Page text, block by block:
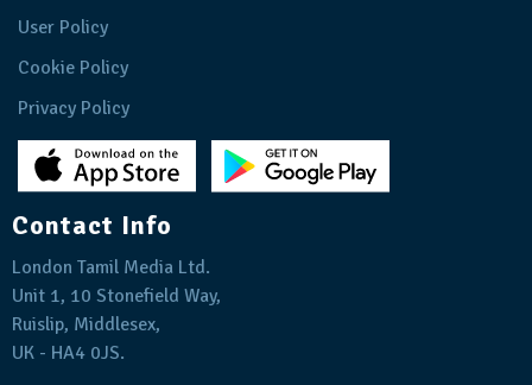
User Policy
Cookie Policy
Privacy Policy
Contact Info
London Tamil Media Ltd.
Unit 1, 10 Stonefield Way,
Ruislip, Middlesex,
UK - HA4 0JS.